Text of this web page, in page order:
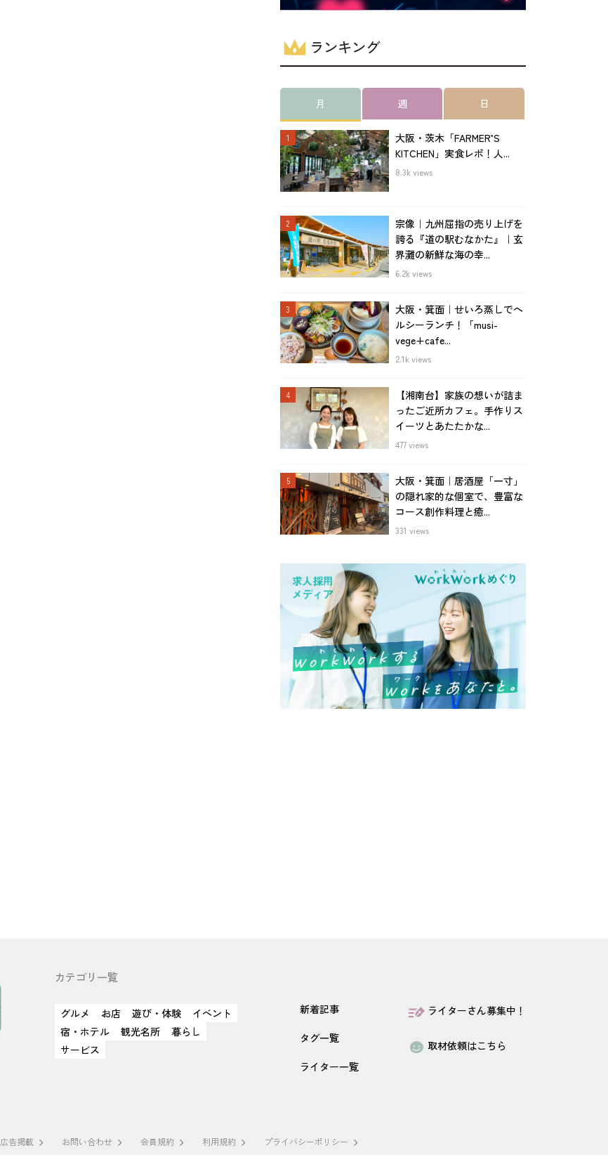
ランキング
月 週 日
大阪・茨木「FARMER’S
KITCHEN」実食レポ！人...
8.3k views
宗像｜九州屈指の売り上げを
誇る『道の駅むなかた』｜玄
界灘の新鮮な海の幸...
6.2k views
大阪・箕面｜せいろ蒸しでヘ
ルシーランチ！「musi-
vege+cafe...
2.1k views
【湘南台】家族の想いが詰ま
ったご近所カフェ。手作りス
イーツとあたたかな...
477 views
大阪・箕面｜居酒屋「一寸」
の隠れ家的な個室で、豊富な
コース創作料理と癒...
331 views
カテゴリ一覧
グルメ お店 遊び・体験
イベント
宿・ホテル
観光名所
暮らし
サービス
新着記事
タグ一覧
ライター一覧
ライターさん募集中！
取材依頼はこちら
広告掲載 お問い合わせ 会員規約 利用規約 プライバシーポリシー